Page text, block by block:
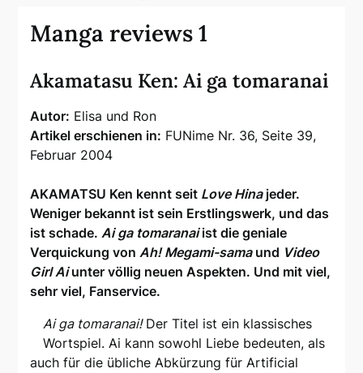
Manga reviews 1
Akamatasu Ken: Ai ga tomaranai
Autor: Elisa und Ron
Artikel erschienen in: FUNime Nr. 36, Seite 39,
Februar 2004
AKAMATSU Ken kennt seit Love Hinajeder.
Weniger bekannt ist sein Erstlingswerk, und das
ist schade.Ai ga tomaranaiist die geniale
Verquickung vonAh! Megami-samaund Video
Girl Aiunter völlig neuen Aspekten. Und mit viel,
sehr viel, Fanservice.
Ai ga tomaranai!Der Titel ist ein klassisches
Wortspiel. Ai kann sowohl Liebe bedeuten, als
auch für die übliche Abkürzung für Artificial